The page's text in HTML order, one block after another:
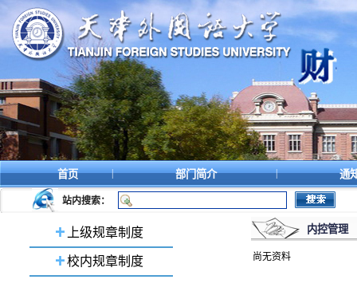
首页 | 部门简介 | 通
站内搜索：
上级规章制度
校内规章制度
内控管理
尚无资料